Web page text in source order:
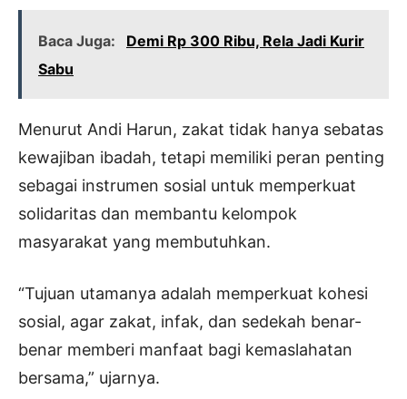
Baca Juga:
Demi Rp 300 Ribu, Rela Jadi Kurir
Sabu
Menurut Andi Harun, zakat tidak hanya sebatas
kewajiban ibadah, tetapi memiliki peran penting
sebagai instrumen sosial untuk memperkuat
solidaritas dan membantu kelompok
masyarakat yang membutuhkan.
“Tujuan utamanya adalah memperkuat kohesi
sosial, agar zakat, infak, dan sedekah benar-
benar memberi manfaat bagi kemaslahatan
bersama,” ujarnya.